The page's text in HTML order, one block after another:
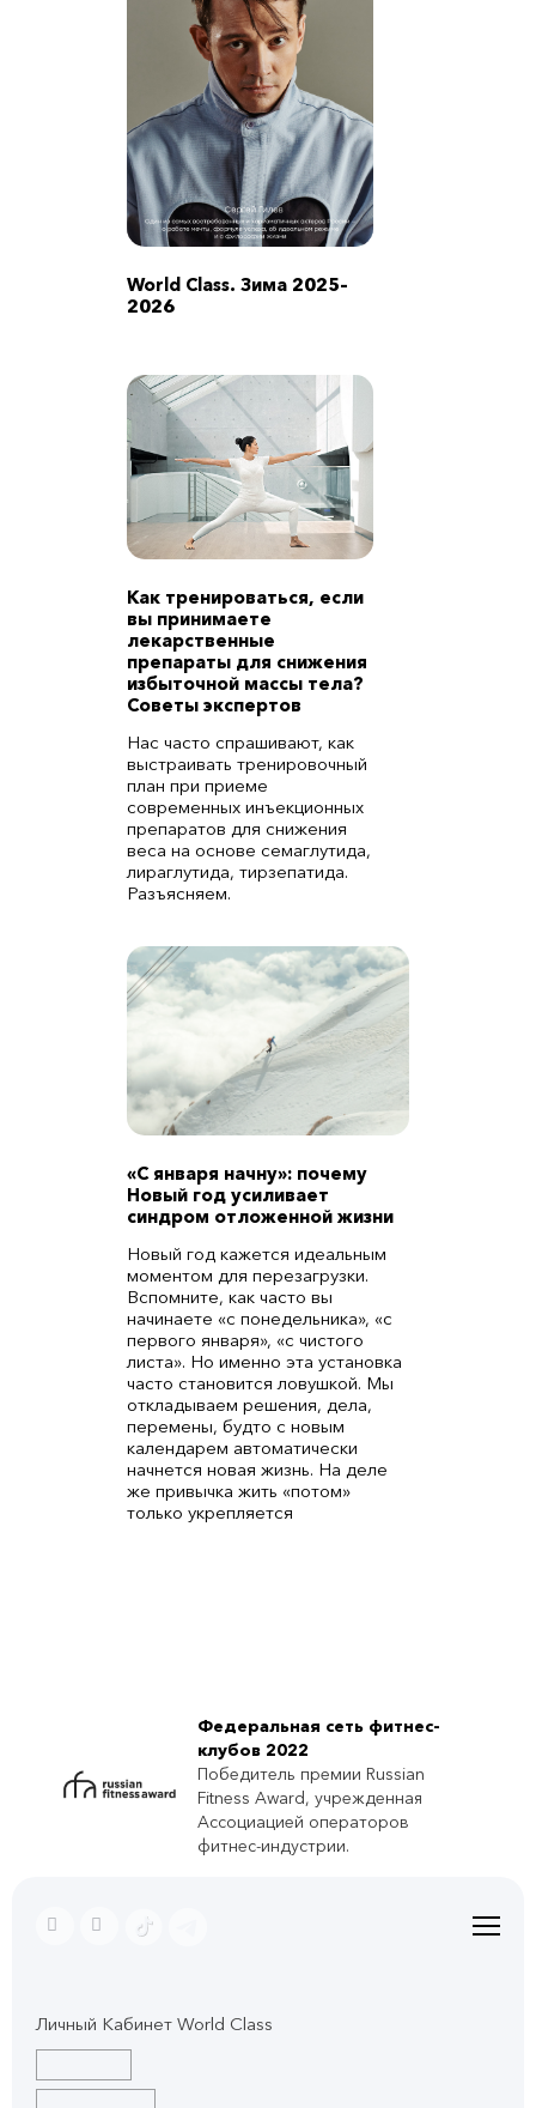
World Class. Зима 2025–
2026
Как тренироваться, если
вы принимаете
лекарственные
препараты для снижения
избыточной массы тела?
Советы экспертов
Нас часто спрашивают, как
выстраивать тренировочный
план при приеме
современных инъекционных
препаратов для снижения
веса на основе семаглутида,
лираглутида, тирзепатида.
Разъясняем.
«С января начну»: почему
Новый год усиливает
синдром отложенной жизни
Новый год кажется идеальным
моментом для перезагрузки.
Вспомните, как часто вы
начинаете «с понедельника», «с
первого января», «с чистого
листа». Но именно эта установка
часто становится ловушкой. Мы
откладываем решения, дела,
перемены, будто с новым
календарем автоматически
начнется новая жизнь. На деле
же привычка жить «потом»
только укрепляется
Федеральная сеть фитнес-
клубов 2022
Победитель премии Russian
Fitness Award, учрежденная
Ассоциацией операторов
фитнес-индустрии.
Личный Кабинет World Class